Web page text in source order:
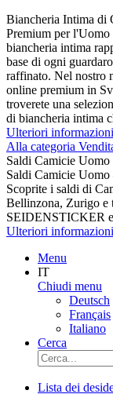
Biancheria Intima di
Premium per
biancheria intima
base di ogni
raffinato. Nel nostro
online premium in
troverete una
di biancheria intima
Ulteriori informazioni
Alla categoria
Saldi Camicie Uomo
Saldi Camicie
Scoprite i saldi di
Bellinzona, Zurigo e
SEIDENSTICKER
Ulteriori informazioni
Menu
IT
Chiudi menu
Deutsch
Français
Italiano
Cerca
Lista dei